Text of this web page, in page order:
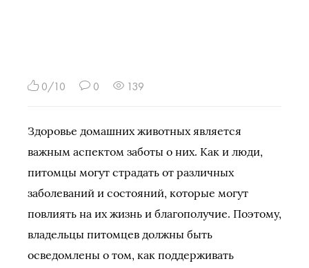
0/10 0 139
Здоровье домашних животных является
важным аспектом заботы о них. Как и люди,
питомцы могут страдать от различных
заболеваний и состояний, которые могут
повлиять на их жизнь и благополучие. Поэтому,
владельцы питомцев должны быть
осведомлены о том, как поддерживать